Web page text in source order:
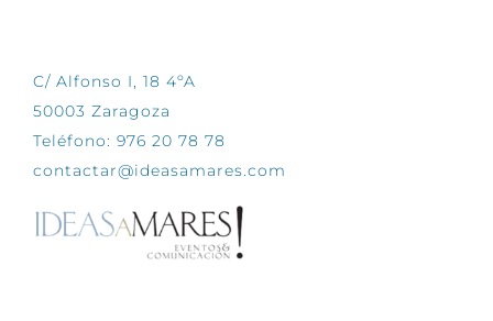
C/ Alfonso I, 18 4ºA
50003 Zaragoza
Teléfono: 976 20 78 78
contactar@ideasamares.com